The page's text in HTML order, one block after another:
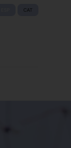
CAT